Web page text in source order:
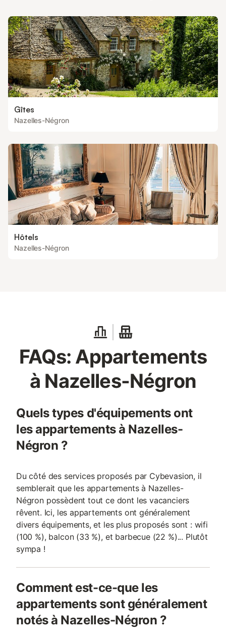
Gîtes
Nazelles-Négron
Hôtels
Nazelles-Négron
FAQs: Appartements
à Nazelles-Négron
Quels types d'équipements ont
les appartements à Nazelles-
Négron ?
Du côté des services proposés par Cybevasion, il
semblerait que les appartements à Nazelles-
Négron possèdent tout ce dont les vacanciers
rêvent. Ici, les appartements ont généralement
divers équipements, et les plus proposés sont : wifi
(100 %), balcon (33 %), et barbecue (22 %)... Plutôt
sympa !
Comment est-ce-que les
appartements sont généralement
notés à Nazelles-Négron ?